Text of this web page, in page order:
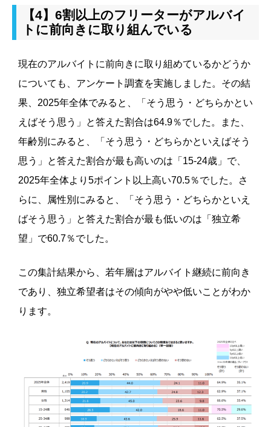
【4】6割以上のフリーターがアルバイ
トに前向きに取り組んでいる
現在のアルバイトに前向きに取り組めているかどうか
についても、アンケート調査を実施しました。その結
果、2025年全体でみると、「そう思う・どちらかとい
えばそう思う」と答えた割合は64.9％でした。また、
年齢別にみると、「そう思う・どちらかといえばそう
思う」と答えた割合が最も高いのは「15-24歳」で、
2025年全体より5ポイント以上高い70.5％でした。さ
らに、属性別にみると、「そう思う・どちらかといえ
ばそう思う」と答えた割合が最も低いのは「独立希
望」で60.7％でした。
この集計結果から、若年層はアルバイト継続に前向き
であり、独立希望者はその傾向がやや低いことがわか
ります。